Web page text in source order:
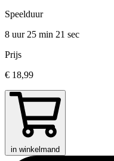
Speelduur
8 uur 25 min 21 sec
Prijs
€ 18,99
in winkelmand